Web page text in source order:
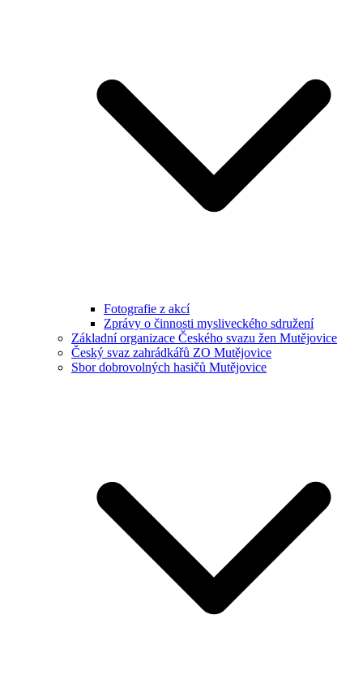
Fotografie z akcí
Zprávy o činnosti mysliveckého sdružení
Základní organizace Českého svazu žen Mutějovice
Český svaz zahrádkářů ZO Mutějovice
Sbor dobrovolných hasičů Mutějovice